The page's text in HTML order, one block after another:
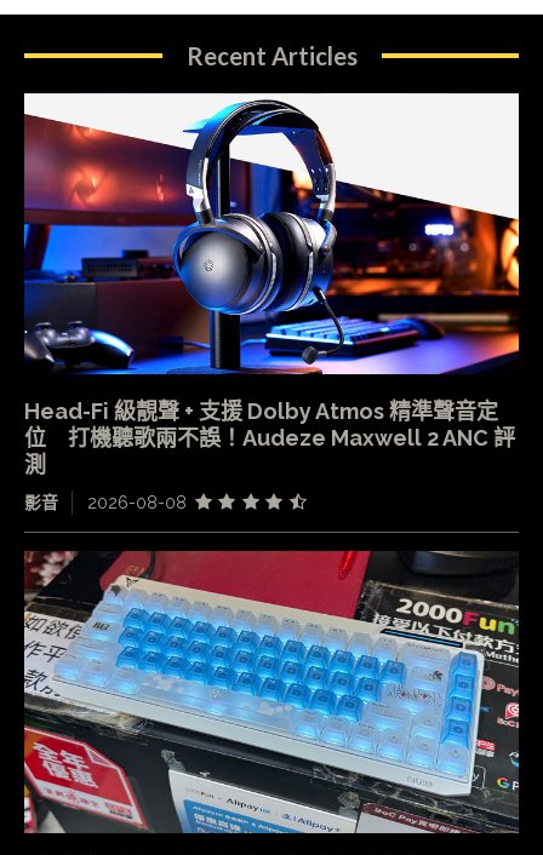
Recent Articles
Head-Fi 級靚聲 + 支援 Dolby Atmos 精準聲音定
位 打機聽歌兩不誤！Audeze Maxwell 2 ANC 評
測
影音 2026-08-08